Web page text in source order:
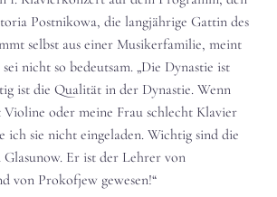
Postnikowa, die langjährige Gattin des
selbst aus einer Musikerfamilie, meint
nicht so bedeutsam. „Die Dynastie ist
ist die Qualität in der Dynastie. Wenn
Violine oder meine Frau schlecht Klavier
ich sie nicht eingeladen. Wichtig sind die
Er ist der Lehrer von
von Prokofjew gewesen!“